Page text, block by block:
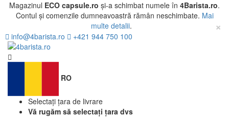
Magazinul ECO capsule.ro și-a schimbat numele în 4Barista.ro.
Contul și comenzile dumneavoastră rămân neschimbate. Mai
multe detalii. ×
info@4barista.ro +421 944 750 100
RO
Selectați țara de livrare
Vă rugăm să selectați țara dvs